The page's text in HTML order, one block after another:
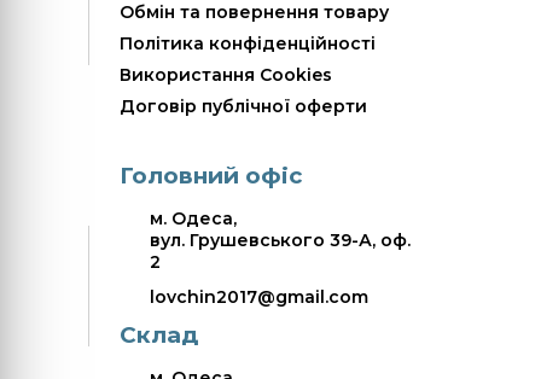
Обмін та повернення товару
Політика конфіденційності
Використання Cookies
Договір публічної оферти
Головний офіс
м. Одеса,
вул. Грушевського 39-А, оф.
2
lovchin2017@gmail.com
Склад